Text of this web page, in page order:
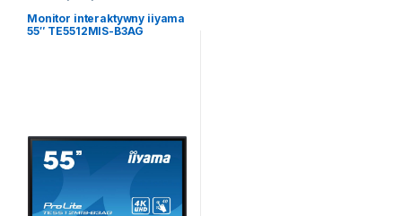
Monitor interaktywny iiyama
55″ TE5512MIS-B3AG